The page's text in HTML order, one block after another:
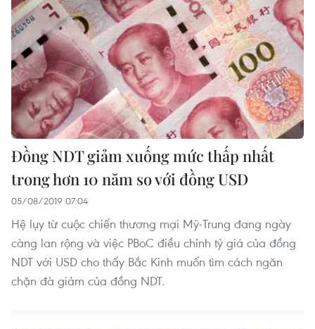
Đồng NDT giảm xuống mức thấp nhất
trong hơn 10 năm so với đồng USD
05/08/2019 07:04
Hệ lụy từ cuộc chiến thương mại Mỹ-Trung đang ngày
càng lan rộng và việc PBoC điều chỉnh tỷ giá của đồng
NDT với USD cho thấy Bắc Kinh muốn tìm cách ngăn
chặn đà giảm của đồng NDT.